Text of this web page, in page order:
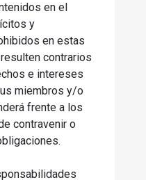
en el
y
en estas
contrarios
e intereses
miembros y/o
frente a los
contravenir o